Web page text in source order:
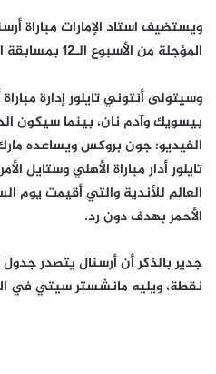
ويستضيف استاد الإمارات مباراة
المؤجلة من الأسبوع الـ12 بمسابقة الدوري الإنجليزي.
وسيتولى أنتوني تايلور إدارة
بيسويك وآدم نان، بينما سيكون
الفيديو: جون بروكس ويساعده
تايلور أدار مباراة الأهلي وستايل
العالم للأندية والتي أقيمت يوم
الأحمر بهدف دون رد.
نقطة، ويليه مانشستر سيتي في المركز